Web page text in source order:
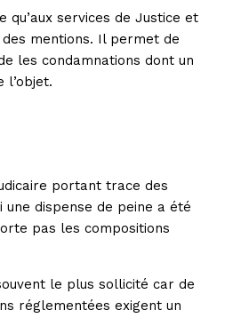
qu’aux services de Justice et
mentions. Il permet de
les condamnations dont un
l’objet.
portant trace des
dispense de peine a été
pas les compositions
le plus sollicité car de
réglementées exigent un